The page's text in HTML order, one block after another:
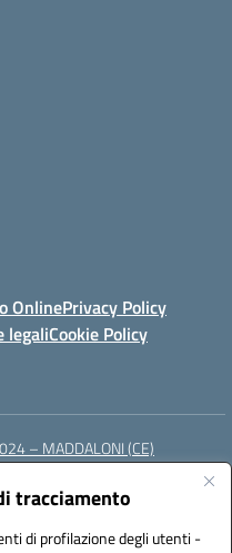
tracciamento
di profilazione degli utenti -
OnlinePrivacy Policy
legaliCookie Policy
– MADDALONI (CE)